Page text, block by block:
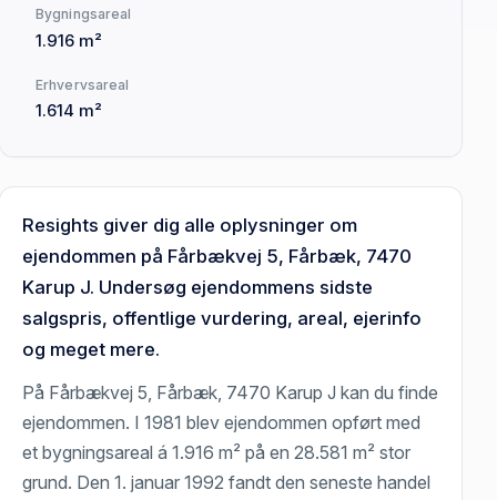
Bygningsareal
1.916 m²
Erhvervsareal
1.614 m²
Resights giver dig alle oplysninger om
ejendommen på Fårbækvej 5, Fårbæk, 7470
Karup J. Undersøg ejendommens sidste
salgspris, offentlige vurdering, areal, ejerinfo
og meget mere.
På Fårbækvej 5, Fårbæk, 7470 Karup J kan du finde
ejendommen. I 1981 blev ejendommen opført med
et bygningsareal á 1.916 m² på en 28.581 m² stor
grund. Den 1. januar 1992 fandt den seneste handel